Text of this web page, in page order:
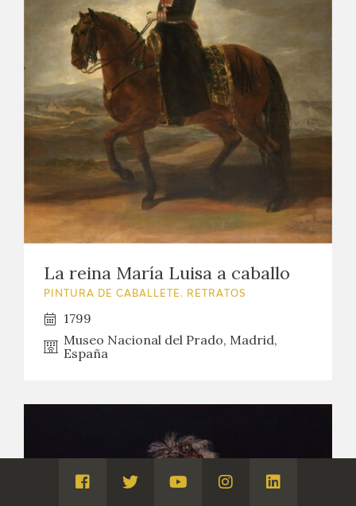
La reina María Luisa a caballo
PINTURA DE CABALLETE. RETRATOS
1799
Museo Nacional del Prado, Madrid,
España
Visita
Visita
Visita
Visita
Visita